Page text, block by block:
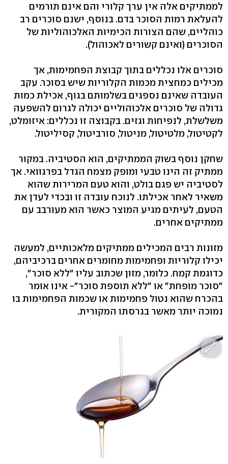
לממתיקים אלה אין ערך קלורי והם אינם תורמים
להעלאת רמות הסוכר בדם. בנוסף, ישנם סוכרים רב
כוהליים, שהם הצורות הכימיות האלכוהוליות של
הסוכרים (ואינם קשורים לאכוהול).
סוכרים אלו נכללים בתוך קבוצת הפחמימות, אך
מכילים כמחצית מכמות הקלוריות שיש בסוכר. עקב
העובדה שאינם נספגים בשלמותם בגוף, אכילת כמות
גדולה של סוכרים אלכוהוליים יכולה לגרום להשפעה
משלשלת, לנפיחות וגזים. בקבוצה זו נכללים: איזומלט,
לקטיטול, מלטיטול, מניטול, סורביטול, קסיליטול.
שחקן נוסף בשוק הממתיקים, הוא הסטיביה. במקור
ממתיק זה הינו טבעי ומופק מצמח הגדל בפרגוואי. אך
לסטיביה יש פגם בולט, והוא טעם המרירות שהוא
משאיר לאחר אכילתו. לנוכח עובדה זו ובכדי לעדן את
הטעם, לעיתים מגיע המוצר כאשר הוא מעורבב עם
ממתיקים אחרים.
מזונות רבים המכילים ממתיקים מלאכותיים, למעשה
יכילו קלוריות ופחמימות מחומרים אחרים ברכיביהם,
כדוגמת קמח. כלומר, מזון שכתוב עליו "ללא סוכר",
"סוכר מופחת" או "ללא תוספת סוכר"- אינו אומר
בהכרח שהוא נטול פחמימות או שכמות הפחמימות בו
נמוכה יותר מאשר בגרסתו המקורית.